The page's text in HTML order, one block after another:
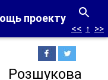
проекту
<< ↑ >>